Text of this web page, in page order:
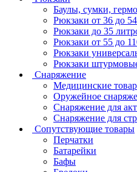
Баулы, сумки,
Рюкзаки от 36 до
Рюкзаки до 35
Рюкзаки от 55 до
Рюкзаки
Рюкзаки
Снаряжение
Медицинские
Оружейное
Снаряжение для
Снаряжение для
Сопутствующие товары
Перчатки
Батарейки
Бафы